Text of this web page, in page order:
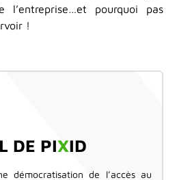
l’entreprise…et pourquoi pas
!
DE PIXID
démocratisation de l’accès au